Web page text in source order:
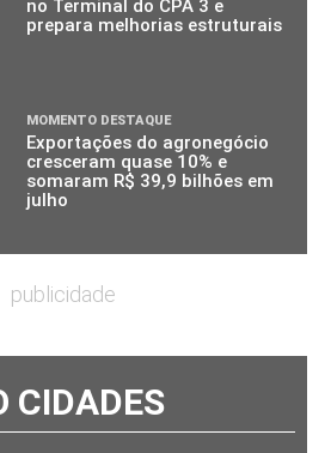
no Terminal do CPA 3 e
prepara melhorias estruturais
MOMENTO DESTAQUE
Exportações do agronegócio
cresceram quase 10% e
somaram R$ 39,9 bilhões em
julho
publicidade
CIDADES